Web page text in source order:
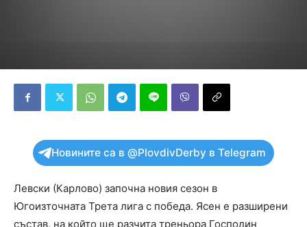
Новините са в @PlovdivDerby в Telegram
Левски (Карлово) започна новия сезон в
Югоизточната Трета лига с победа. Ясен е разширени
състав, на който ще разчита треньора Господин